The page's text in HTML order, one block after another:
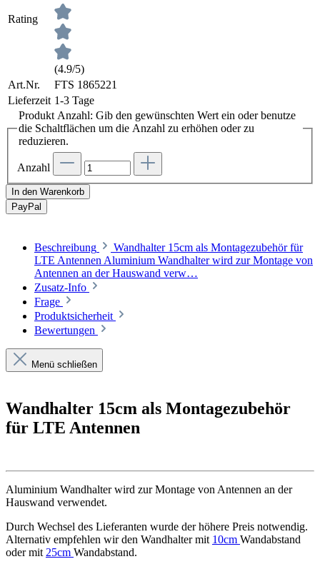
Rating
(4.9/5)
Art.Nr.
FTS 1865221
Lieferzeit 1-3 Tage
Produkt Anzahl: Gib den gewünschten Wert ein oder benutze
die Schaltflächen um die Anzahl zu erhöhen oder zu
reduzieren.
Anzahl
In den Warenkorb
PayPal
Beschreibung
Wandhalter 15cm als Montagezubehör für
LTE Antennen Aluminium Wandhalter wird zur Montage von
Antennen an der Hauswand verw…
Zusatz-Info
Frage
Produktsicherheit
Bewertungen
Menü schließen
Wandhalter 15cm als Montagezubehör
für LTE Antennen
Aluminium Wandhalter wird zur Montage von Antennen an der
Hauswand verwendet.
Durch Wechsel des Lieferanten wurde der höhere Preis notwendig.
Alternativ empfehlen wir den Wandhalter mit 10cm Wandabstand
oder mit 25cm Wandabstand.